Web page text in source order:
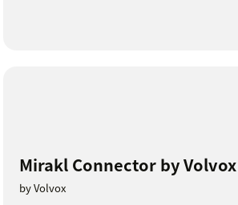
Mirakl Connector by Volvox
by Volvox